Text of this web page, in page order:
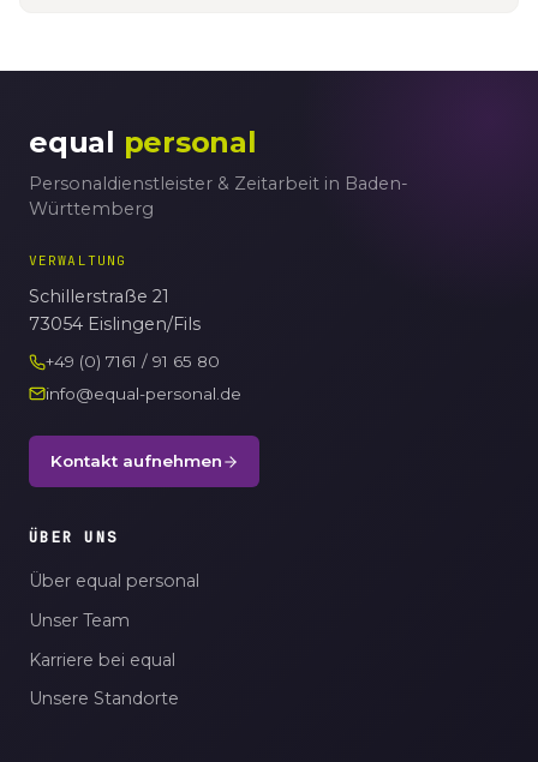
equal personal
Personaldienstleister & Zeitarbeit in Baden-
Württemberg
VERWALTUNG
Schillerstraße 21
73054 Eislingen/Fils
+49 (0) 7161 / 91 65 80
info@equal-personal.de
Kontakt aufnehmen
ÜBER UNS
Über equal personal
Unser Team
Karriere bei equal
Unsere Standorte